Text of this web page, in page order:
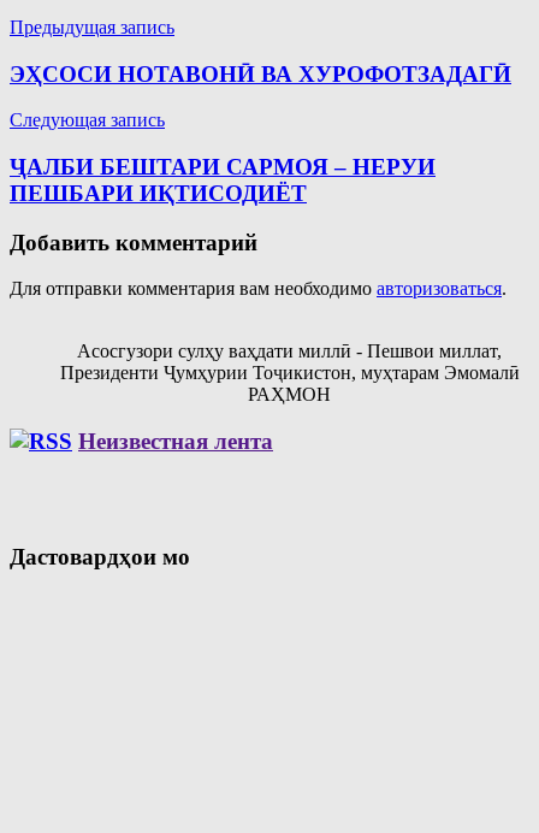
Навигация
по
записям
Предыдущая запись
ЭҲСОСИ НОТАВОНӢ ВА ХУРОФОТЗАДАГӢ
Следующая запись
ҶАЛБИ БЕШТАРИ САРМОЯ – НЕРУИ
ПЕШБАРИ ИҚТИСОДИЁТ
Добавить комментарий
Для отправки комментария вам необходимо авторизоваться.
Асосгузори сулҳу ваҳдати миллӣ - Пешвои миллат,
Президенти Ҷумҳурии Тоҷикистон, муҳтарам Эмомалӣ
РАҲМОН
Неизвестная лента
Дастовардҳои мо